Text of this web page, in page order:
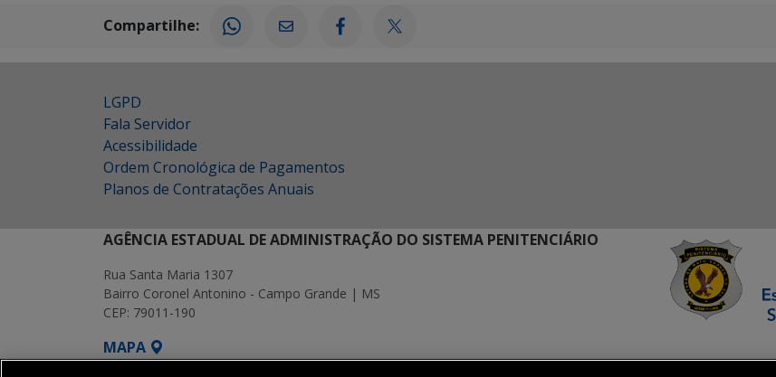
Compartilhe:
LGPD
Fala Servidor
Acessibilidade
Ordem Cronológica de Pagamentos
Planos de Contratações Anuais
AGÊNCIA ESTADUAL DE ADMINISTRAÇÃO DO SISTEMA PENITENCIÁRIO
Rua Santa Maria 1307
Bairro Coronel Antonino - Campo Grande | MS
CEP: 79011-190
MAPA